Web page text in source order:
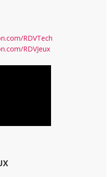
RDVTech
RDVJeux